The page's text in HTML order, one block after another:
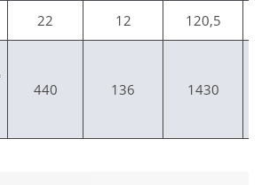
22 12
120,5
440 136 1430